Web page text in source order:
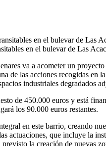
en el bulevar de Las
va a acometer un
de las acciones recogidas
industriales degradados
de 450.000 euros y está
los 90.000 euros restantes.
en este barrio, creando
actuaciones, que incluye la
la creación de nuevas